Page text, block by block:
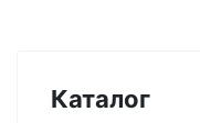
Каталог